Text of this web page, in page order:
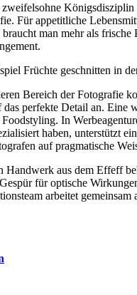
Königsdisziplin
Für appetitliche
man mehr als frische
Bereich der Fotografie
perfekte Detail an. Eine
In
haben, unterstützt
auf pragmatische
Handwerk aus dem Effeff
für optische
arbeitet gemeinsam